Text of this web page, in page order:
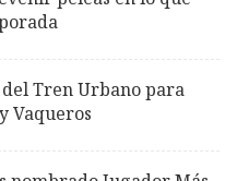
Tren Urbano para
Vaqueros